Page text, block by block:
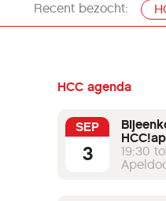
Recent bezocht:
HCC agenda
SEP
3
19:30